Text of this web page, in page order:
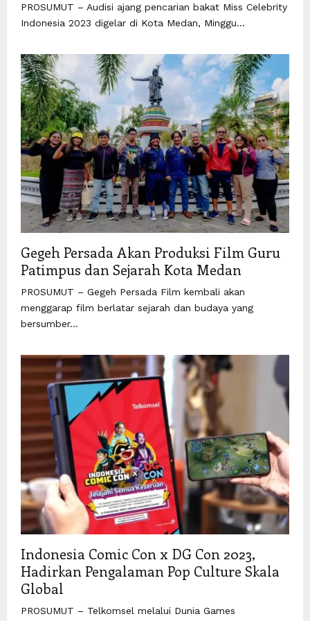
PROSUMUT – Audisi ajang pencarian bakat Miss Celebrity
Indonesia 2023 digelar di Kota Medan, Minggu...
Gegeh Persada Akan Produksi Film Guru
Patimpus dan Sejarah Kota Medan
PROSUMUT – Gegeh Persada Film kembali akan
menggarap film berlatar sejarah dan budaya yang
bersumber...
Indonesia Comic Con x DG Con 2023,
Hadirkan Pengalaman Pop Culture Skala
Global
PROSUMUT – Telkomsel melalui Dunia Games